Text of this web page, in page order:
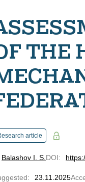
THE
article
Balashov I. S. DOI:
: 23.11.2025